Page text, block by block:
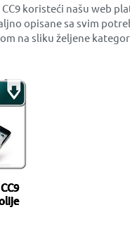
koristeći našu web
opisane sa svim
na sliku željene